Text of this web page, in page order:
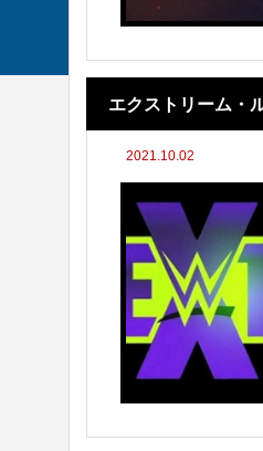
エクストリーム・
2021.10.02